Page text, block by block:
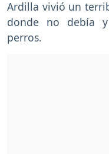
Ardilla vivió un
donde no debía
perros.